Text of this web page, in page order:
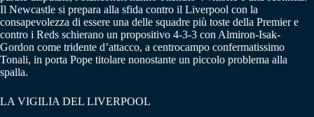
Il Newcastle si prepara alla sfida contro il Liverpool con la
consapevolezza di essere una delle squadre più toste della Premier e
contro i Reds schierano un propositivo 4-3-3 con Almiron-Isak-
Gordon come tridente d’attacco, a centrocampo confermatissimo
Tonali, in porta Pope titolare nonostante un piccolo problema alla
spalla.
LA VIGILIA DEL LIVERPOOL